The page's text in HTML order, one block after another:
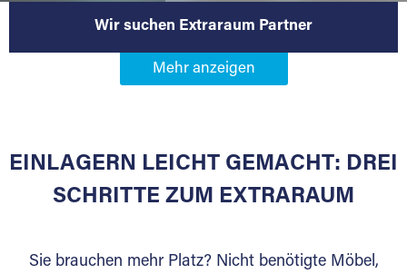
Wir suchen Extraraum Partner
Werden Sie Extraraum Partner in
Sie bieten Kunden Lagerraum zur Miete, der
für die Einlagerung von Umzugsgut gebaut
Lagerkunden und Vermietungen.
EINLAGERN LEICHT GEMACHT: DREI
SCHRITTE ZUM EXTRARAUM
Sie brauchen mehr Platz? Nicht benötigte Möbel,